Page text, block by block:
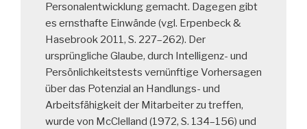
Personalentwicklung gemacht. Dagegen gibt
es ernsthafte Einwände (vgl. Erpenbeck &
Hasebrook 2011, S. 227–262). Der
ursprüngliche Glaube, durch Intelligenz- und
Persönlichkeitstests vernünftige Vorhersagen
über das Potenzial an Handlungs- und
Arbeitsfähigkeit der Mitarbeiter zu treffen,
wurde von McClelland (1972, S. 134–156) und